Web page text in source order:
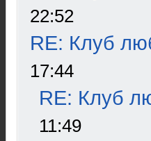
22:52
RE: Клуб
17:44
RE: Клуб
11:49